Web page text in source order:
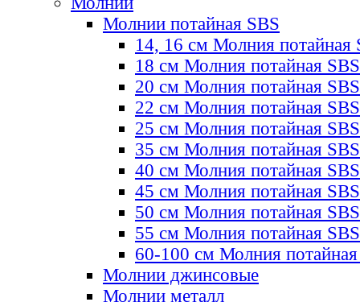
Молнии потайная SBS
14, 16 см Молния потайная
18 см Молния потайная SBS
20 см Молния потайная SBS
22 см Молния потайная SBS
25 см Молния потайная SBS
35 см Молния потайная SBS
40 см Молния потайная SBS
45 см Молния потайная SBS
50 см Молния потайная SBS
55 см Молния потайная SBS
60-100 см Молния
Молнии джинсовые
Молнии металл